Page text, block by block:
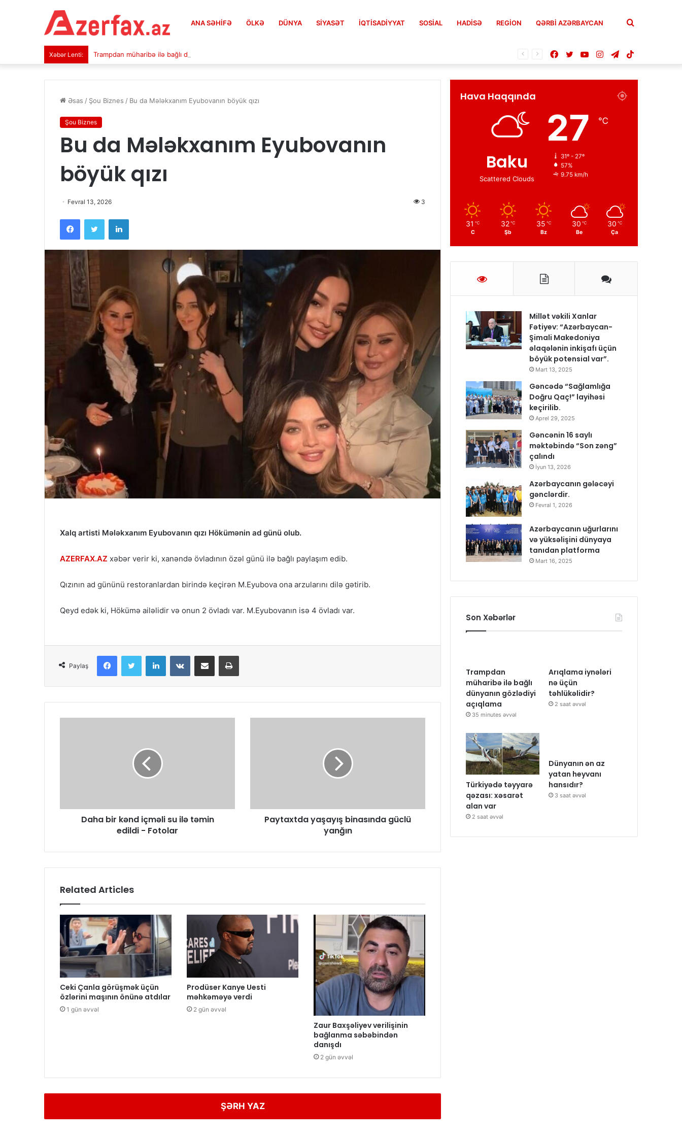
ANA SƏHIFƏ ÖLKƏ DÜNYA SIYASƏT İQTISADIYYAT SOSIAL HADISƏ REGION QƏRBİ AZƏRBAYCAN Axtar
Xəbər Lenti: Trampdan müharibə ilə bağlı dünyanın gözlədiyi açıqlama Telegram
Instagram
YouTube
Twitter
Facebook
Əsas / Şou Biznes / Bu da Mələkxanım Eyubovanın böyük qızı
Şou Biznes
Bu da Mələkxanım Eyubovanın
böyük qızı
Fevral 13, 2026 3
Xalq artisti Mələkxanım Eyubovanın qızı Hökümənin ad günü olub.
AZERFAX.AZ xəbər verir ki, xanəndə övladının özəl günü ilə bağlı paylaşım edib.
Qızının ad gününü restoranlardan birində keçirən M.Eyubova ona arzularını dilə gətirib.
Qeyd edək ki, Hökümə ailəlidir və onun 2 övladı var. M.Eyubovanın isə 4 övladı var.
Paylaş
Daha bir kənd içməli su ilə təmin
edildi - Fotolar
Paytaxtda yaşayış binasında güclü
yanğın
Related Articles
Ceki Çanla görüşmək üçün
özlərini maşının önünə atdılar
1 gün əvvəl
Prodüser Kanye Uesti
məhkəməyə verdi
2 gün əvvəl
Zaur Baxşəliyev verilişinin
bağlanma səbəbindən
danışdı
2 gün əvvəl
ŞƏRH YAZ
Hava Haqqında
Baku
Scattered Clouds
27 ℃
31º - 27º
57%
9.75 km/h
31 ℃
C
32 ℃
Şb
35 ℃
Bz
30 ℃
Be
30 ℃
Ça
Millət vəkili Xanlar
Fətiyev: “Azərbaycan-
Şimali Makedoniya
əlaqələnin inkişafı üçün
böyük potensial var”.
Mart 13, 2025
Gəncədə “Sağlamlığa
Doğru Qaç!” layihəsi
keçirilib.
Aprel 29, 2025
Gəncənin 16 saylı
məktəbində “Son zəng”
çalındı
İyun 13, 2026
Azərbaycanın gələcəyi
gənclərdir.
Fevral 1, 2026
Azərbaycanın uğurlarını
və yüksəlişini dünyaya
tanıdan platforma
Mart 16, 2025
Son Xəbərlər
Trampdan
müharibə ilə bağlı
dünyanın gözlədiyi
açıqlama
35 minutes əvvəl
Arıqlama iynələri
nə üçün
təhlükəlidir?
2 saat əvvəl
Türkiyədə təyyarə
qəzası: xəsarət
alan var
2 saat əvvəl
Dünyanın ən az
yatan heyvanı
hansıdır?
3 saat əvvəl